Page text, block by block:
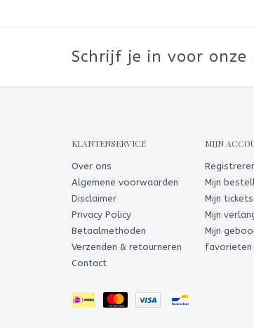
Schrijf je in voor onze
KLANTENSERVICE
Over ons
Algemene voorwaarden
Disclaimer
Privacy Policy
Betaalmethoden
Verzenden & retourneren
Contact
MIJN
Mijn
Mijn tickets
Mijn
Mijn
favorieten